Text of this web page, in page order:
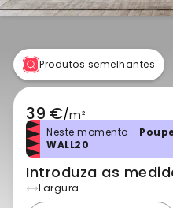
Produtos semelhantes
39 €/m²
Neste momento -
WALL20
Introduza as
Largura